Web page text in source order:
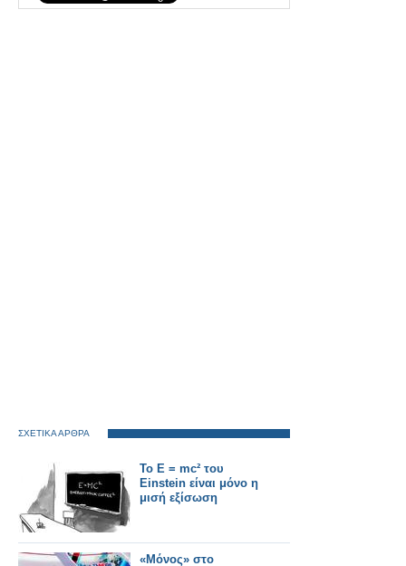
ΣΧΕΤΙΚΑ ΑΡΘΡΑ
Το E = mc² του
Einstein είναι μόνο η
μισή εξίσωση
«Μόνος» στο